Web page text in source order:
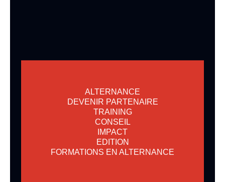
ALTERNANCE
DEVENIR PARTENAIRE
TRAINING
CONSEIL
IMPACT
EDITION
FORMATIONS EN ALTERNANCE